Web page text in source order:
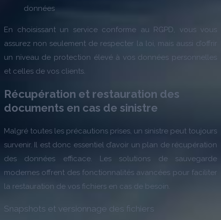
données
En choisissant un service conforme au RGPD, vous vous
assurez non seulement de respecter la loi, mais aussi d’offrir
un niveau de protection élevé à vos données personnelles
et celles de vos clients.
Récupération et restauration des
documents en cas de sinistre
Malgré toutes les précautions prises, un sinistre peut toujours
survenir. Il est donc essentiel d’avoir un plan de récupération
des données efficace. Les solutions de sauvegarde
modernes offrent des fonctionnalités avancées pour faciliter
la restauration de vos fichiers en cas de besoin.
Snapshots et versionnage des fichiers